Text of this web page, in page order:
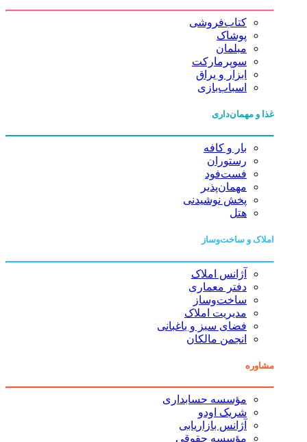
کتاب‌فروشی
پوشاک
مبلمان
سوپرمارکت
ابزار و یراق
اسباب‌بازی
غذا و مهمان‌داری
بار و کافه
رستوران
فست‌فود
مهمان‌پذیر
پخش نوشیدنی
هتل
املاک و ساخت‌وساز
آژانس املاک
دفتر معماری
ساخت‌وساز
مدیریت املاک
فضای سبز و باغبانی
انجمن مالکان
مشاوره
مؤسسه حسابداری
شریک اودو
آژانس بازاریابی
مؤسسه حقوقی